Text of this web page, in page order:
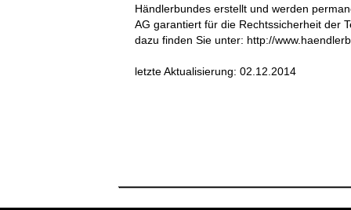
Händlerbundes erstellt und werden
AG garantiert für die Rechtssicherheit der
dazu finden Sie unter: http://
letzte Aktualisierung: 02.12.2014